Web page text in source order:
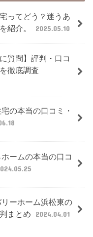
ってどう？迷うあ
紹介。
2025.05.10
質問】評判・口コ
徹底調査
の本当の口コミ・
ームの本当の口コ
リーホーム浜松東の
まとめ
2024.04.01